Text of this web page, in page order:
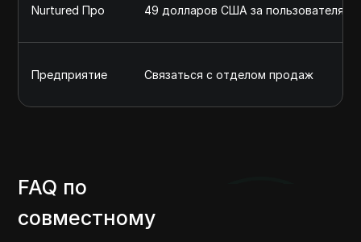
Nurtured Про 49 долларов США за пользователя в
Предприятие Связаться с отделом продаж
FAQ по
совместному